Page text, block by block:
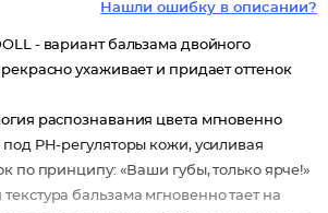
Нашли ошибку в описании?
- вариант бальзама двойного
ухаживает и придает оттенок
распознавания цвета мгновенно
PH-регуляторы кожи, усиливая
по принципу: «Ваши губы, только ярче!»
бальзама мгновенно тает на